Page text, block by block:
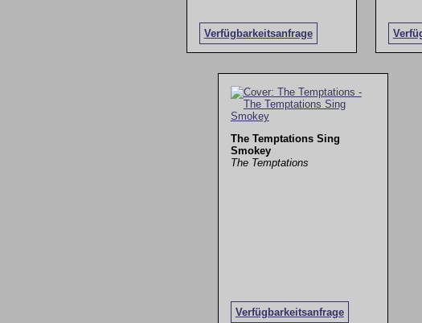
Verfügbarkeitsanfrage
The Temptations Sing
Smokey
The Temptations
Verfügbarkeitsanfrage